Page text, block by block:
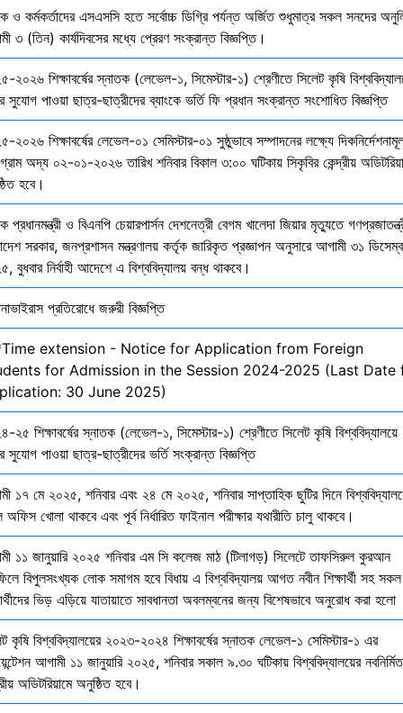
ও কর্মকর্তাদের এসএসসি হতে সর্বোচ্চ ডিগ্রি পর্যন্ত অর্জিত শুধুমাত্র সকল সনদের
৩ (তিন) কার্যদিবসের মধ্যে প্রেরণ সংক্রান্ত বিজ্ঞপ্তি।
২০২৬ শিক্ষাবর্ষের স্নাতক (লেভেল-১, সিমেস্টার-১) শ্রেণীতে সিলেট কৃষি
সুযোগ পাওয়া ছাত্র-ছাত্রীদের ব্যাংকে ভর্তি ফি প্রধান সংক্রান্ত সংশোধিত বিজ্ঞপ্তি
২০২৬ শিক্ষাবর্ষের লেভেল-০১ সেমিস্টার-০১ সুষ্ঠুভাবে সম্পাদনের লক্ষ্যে
অদ্য ০২-০১-২০২৬ তারিখ শনিবার বিকাল ৩:০০ ঘটিকায় সিকৃবির কেন্দ্রীয়
হবে।
প্রধানমন্ত্রী ও বিএনপি চেয়ারপার্সন দেশনেত্রী বেগম খালেদা জিয়ার মৃত্যুতে
সরকার, জনপ্রশাসন মন্ত্রণালয় কর্তৃক জারিকৃত প্রজ্ঞাপন অনুসারে আগামী ৩১
বুধবার নির্বাহী আদেশে এ বিশ্ববিদ্যালয় বন্ধ থাকবে।
প্রতিরোধে জরুরী বিজ্ঞপ্তি
extension - Notice for Application from Foreign
for Admission in the Session 2024-2025 (Last Date
30 June 2025)
২৫ শিক্ষাবর্ষের স্নাতক (লেভেল-১, সিমেস্টার-১) শ্রেণীতে সিলেট কৃষি বিশ্ববিদ্যালয়ে
সুযোগ পাওয়া ছাত্র-ছাত্রীদের ভর্তি সংক্রান্ত বিজ্ঞপ্তি
১৭ মে ২০২৫, শনিবার এবং ২৪ মে ২০২৫, শনিবার সাপ্তাহিক ছুটির দিনে
খোলা থাকবে এবং পূর্ব নির্ধারিত ফাইনাল পরীক্ষার যথারীতি চালু থাকবে।
১১ জানুয়ারি ২০২৫ শনিবার এম সি কলেজ মাঠ (টিলাগড়) সিলেটে তাফসিরুল কুরআন
বিপুলসংখ্যক লোক সমাগম হবে বিধায় এ বিশ্ববিদ্যালয় আগত নবীন শিক্ষার্থী সহ সকল
ভিড় এড়িয়ে যাতায়াতে সাবধানতা অবলম্বনের জন্য বিশেষভাবে অনুরোধ করা হলো
কৃষি বিশ্ববিদ্যালয়ের ২০২৩-২০২৪ শিক্ষাবর্ষের স্নাতক লেভেল-১ সেমিস্টার-১ এর
আগামী ১১ জানুয়ারি ২০২৫, শনিবার সকাল ৯.৩০ ঘটিকায় বিশ্ববিদ্যালয়ের নবনির্মিত
অডিটরিয়ামে অনুষ্ঠিত হবে।